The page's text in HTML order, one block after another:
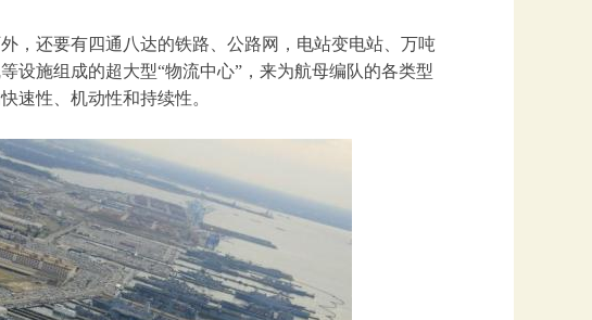
，还要有四通八达的铁路、公路网，电站变电站、万吨
设施组成的超大型“物流中心”，来为航母编队的各类型
速性、机动性和持续性。